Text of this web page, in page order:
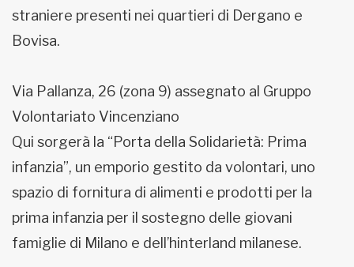
straniere presenti nei quartieri di Dergano e
Bovisa.
Via Pallanza, 26 (zona 9) assegnato al Gruppo
Volontariato Vincenziano
Qui sorgerà la “Porta della Solidarietà: Prima
infanzia”, un emporio gestito da volontari, uno
spazio di fornitura di alimenti e prodotti per la
prima infanzia per il sostegno delle giovani
famiglie di Milano e dell’hinterland milanese.